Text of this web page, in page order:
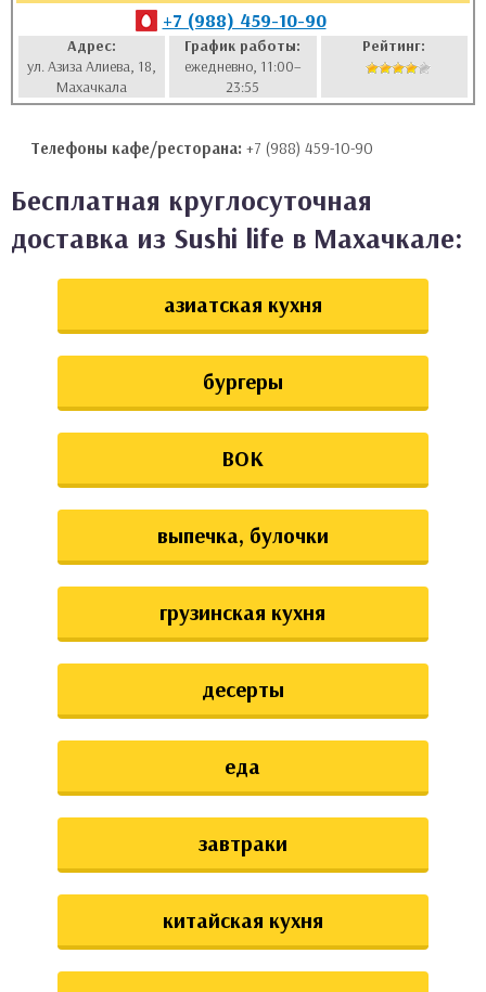
+7 (988) 459-10-90
Адрес:
ул. Азиза Алиева, 18,
Махачкала
График работы:
ежедневно, 11:00–
23:55
Рейтинг:
Телефоны кафе/ресторана: +7 (988) 459-10-90
Бесплатная круглосуточная
доставка из Sushi life в Махачкале:
азиатская кухня
бургеры
ВОК
выпечка, булочки
грузинская кухня
десерты
еда
завтраки
китайская кухня